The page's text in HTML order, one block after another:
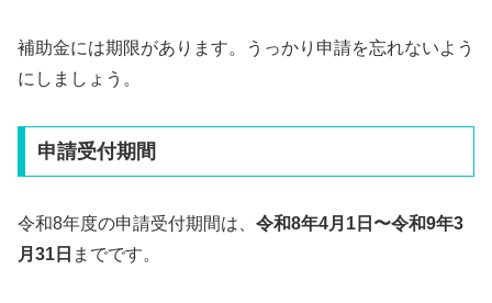
補助金には期限があります。うっかり申請を忘れないよう
にしましょう。
申請受付期間
令和8年度の申請受付期間は、 令和8年4月1日〜令和9年3
月31日 までです。